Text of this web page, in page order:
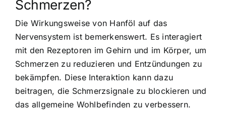
Schmerzen?
Die Wirkungsweise von Hanföl auf das
Nervensystem ist bemerkenswert. Es interagiert
mit den Rezeptoren im Gehirn und im Körper, um
Schmerzen zu reduzieren und Entzündungen zu
bekämpfen. Diese Interaktion kann dazu
beitragen, die Schmerzsignale zu blockieren und
das allgemeine Wohlbefinden zu verbessern.